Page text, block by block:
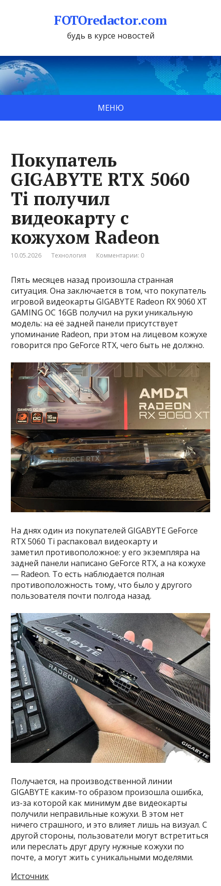
FOTOredactor.com
будь в курсе новостей
МЕНЮ
Покупатель
GIGABYTE RTX 5060
Ti получил
видеокарту с
кожухом Radeon
10.05.2026 Технология Комментарии: 0
Пять месяцев назад произошла странная
ситуация. Она заключается в том, что покупатель
игровой видеокарты GIGABYTE Radeon RX 9060 XT
GAMING OC 16GB получил на руки уникальную
модель: на её задней панели присутствует
упоминание Radeon, при этом на лицевом кожухе
говорится про GeForce RTX, чего быть не должно.
На днях один из покупателей GIGABYTE GeForce
RTX 5060 Ti распаковал видеокарту и
заметил противоположное: у его экземпляра на
задней панели написано GeForce RTX, а на кожухе
— Radeon. То есть наблюдается полная
противоположность тому, что было у другого
пользователя почти полгода назад.
Получается, на производственной линии
GIGABYTE каким-то образом произошла ошибка,
из-за которой как минимум две видеокарты
получили неправильные кожухи. В этом нет
ничего страшного, и это влияет лишь на визуал. С
другой стороны, пользователи могут встретиться
или переслать друг другу нужные кожухи по
почте, а могут жить с уникальными моделями.
Источник